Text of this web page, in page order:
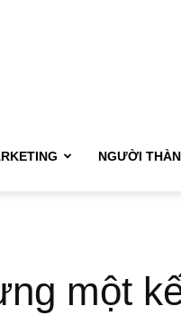
NGƯỜI
một